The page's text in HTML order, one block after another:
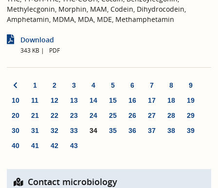
Methylecgonin, Morphin, MAM, Codein, Dihydrocodein,
Amphetamin, MDMA, MDA, MDE, Methamphetamin
Download
343 KB PDF
1 2 3 4 5 6 7 8
9
10
11 12 13 14 15 16 17 18
19
20
21 22 23 24 25 26 27 28
29
30
31 32 33 34 35 36 37 38
39
40
41 42 43
Contact microbiology